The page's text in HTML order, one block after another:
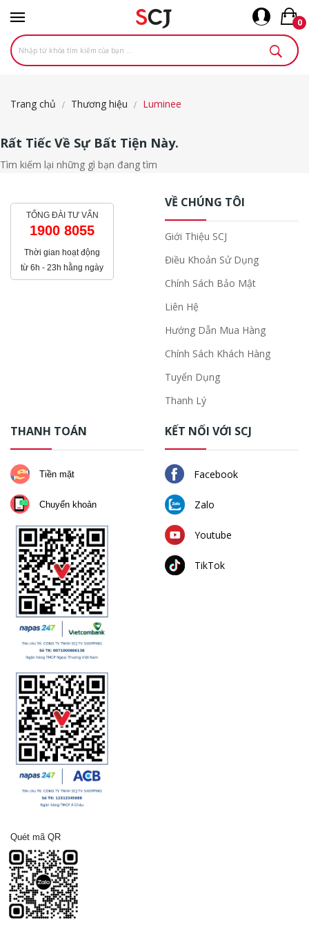
0
Trang chủ Thương hiệu Luminee
Rất Tiếc Về Sự Bất Tiện Này.
Tìm kiếm lại những gì bạn đang tìm
TỔNG ĐÀI TƯ VẤN
1900 8055
Thời gian hoạt động
từ 6h - 23h hằng ngày
VỀ CHÚNG TÔI
Giới Thiệu SCJ
Điều Khoản Sử Dụng
Chính Sách Bảo Mật
Liên Hệ
Hướng Dẫn Mua Hàng
Chính Sách Khách Hàng
Tuyển Dụng
Thanh Lý
THANH TOÁN
Tiền mặt
Chuyển khoản
KẾT NỐI VỚI SCJ
Facebook
Zalo
Youtube
TikTok
Quét mã QR